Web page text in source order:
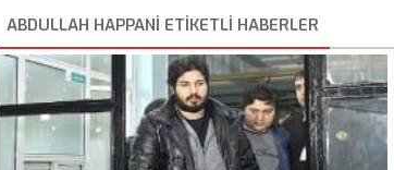
ABDULLAH HAPPANI ETIKETLI HABERLER